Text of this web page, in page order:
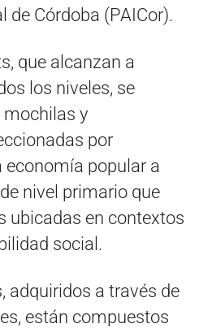
de Córdoba (PAICor).
que alcanzan a
los niveles, se
mochilas y
por
economía popular a
nivel primario que
ubicadas en contextos
social.
adquiridos a través de
están compuestos